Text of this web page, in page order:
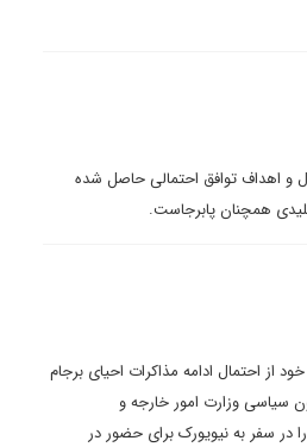
و اهداف توافق احتمالی حاصل شده
کلیدی همچنان پابرجاست.
از احتمال ادامه مذاکرات احیای برجام
سیاسی وزارت امور خارجه و
در سفر به نیویورک برای حضور در